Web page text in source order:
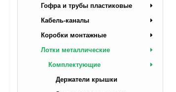
Гофра и трубы пластиковые
Кабель-каналы
Коробки монтажные
Лотки металлические
Комплектующие
Держатели крышки